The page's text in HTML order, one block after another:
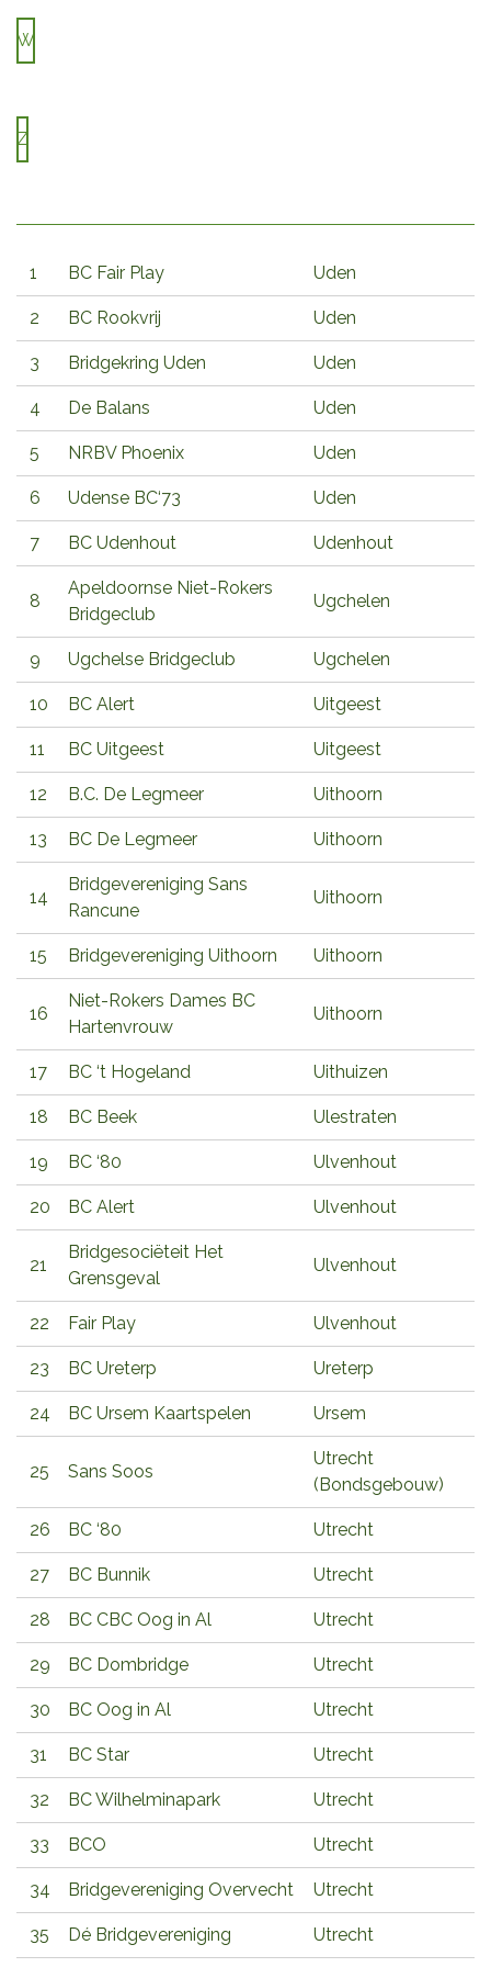
W
Z
1 BC Fair Play Uden
2 BC Rookvrij Uden
3 Bridgekring Uden Uden
4 De Balans Uden
5 NRBV Phoenix Uden
6 Udense BC‘73 Uden
7 BC Udenhout Udenhout
8
Apeldoornse Niet-Rokers
Bridgeclub
Ugchelen
9 Ugchelse Bridgeclub Ugchelen
10 BC Alert Uitgeest
11 BC Uitgeest Uitgeest
12 B.C. De Legmeer Uithoorn
13 BC De Legmeer Uithoorn
14
Bridgevereniging Sans
Rancune
Uithoorn
15 Bridgevereniging Uithoorn Uithoorn
16
Niet-Rokers Dames BC
Hartenvrouw
Uithoorn
17 BC ‘t Hogeland Uithuizen
18 BC Beek Ulestraten
19 BC ‘80 Ulvenhout
20 BC Alert Ulvenhout
21
Bridgesociëteit Het
Grensgeval
Ulvenhout
22 Fair Play Ulvenhout
23 BC Ureterp Ureterp
24 BC Ursem Kaartspelen Ursem
25 Sans Soos
Utrecht
(Bondsgebouw)
26 BC ‘80 Utrecht
27 BC Bunnik Utrecht
28 BC CBC Oog in Al Utrecht
29 BC Dombridge Utrecht
30 BC Oog in Al Utrecht
31 BC Star Utrecht
32 BC Wilhelminapark Utrecht
33 BCO Utrecht
34 Bridgevereniging Overvecht Utrecht
35 Dé Bridgevereniging Utrecht